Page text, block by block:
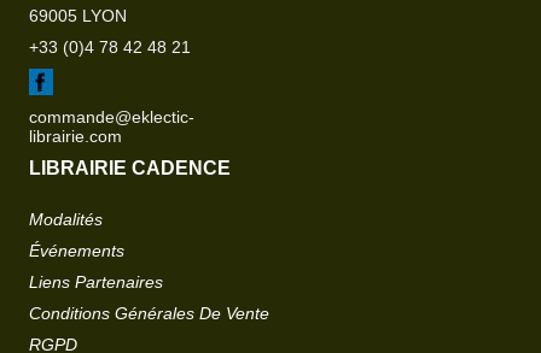
69005 LYON
+33 (0)4 78 42 48 21
commande@eklectic-
librairie.com
LIBRAIRIE CADENCE
Modalités
Événements
Liens Partenaires
Conditions Générales De Vente
RGPD